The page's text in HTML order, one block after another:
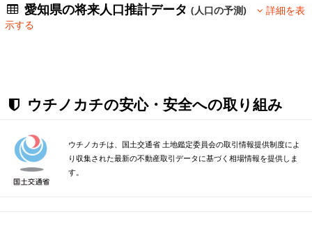
愛知県の将来人口推計データ(人口の予測)
詳細を表
示する
ウチノカチの安心・安全への取り組み
ウチノカチは、国土交通省 土地鑑定委員会の取引情報提供制度によ
り収集された最新の不動産取引データに基づく相場情報を提供しま
す。